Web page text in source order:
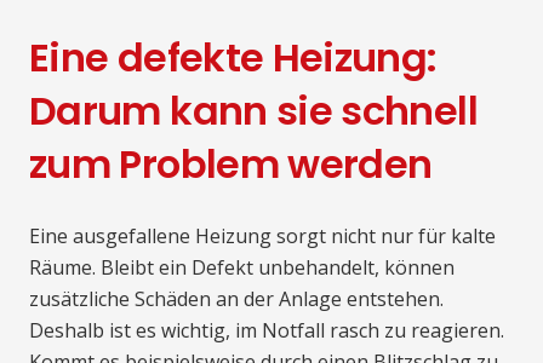
Eine defekte Heizung:
Darum kann sie schnell
zum Problem werden
Eine ausgefallene Heizung sorgt nicht nur für kalte
Räume. Bleibt ein Defekt unbehandelt, können
zusätzliche Schäden an der Anlage entstehen.
Deshalb ist es wichtig, im Notfall rasch zu reagieren.